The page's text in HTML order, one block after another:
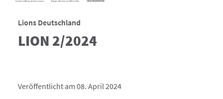
Lions Deutschland
LION 2/2024
Veröffentlicht am 08. April 2024